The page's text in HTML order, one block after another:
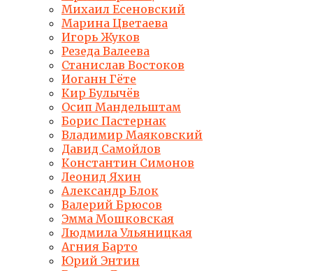
Михаил Есеновский
Марина Цветаева
Игорь Жуков
Резеда Валеева
Станислав Востоков
Иоганн Гёте
Кир Булычёв
Осип Мандельштам
Борис Пастернак
Владимир Маяковский
Давид Самойлов
Константин Симонов
Леонид Яхин
Александр Блок
Валерий Брюсов
Эмма Мошковская
Людмила Ульяницкая
Агния Барто
Юрий Энтин